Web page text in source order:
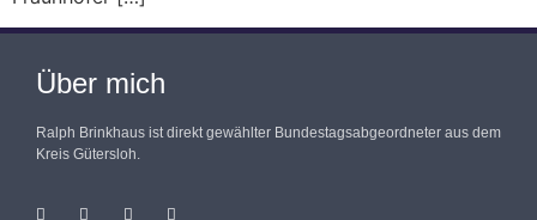
Über mich
Ralph Brinkhaus ist direkt gewählter Bundestagsabgeordneter aus dem
Kreis Gütersloh.